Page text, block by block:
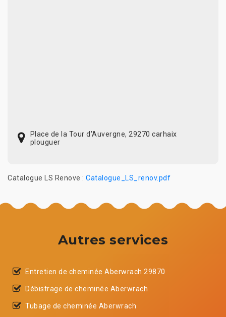
Place de la Tour d'Auvergne, 29270 carhaix
plouguer
Catalogue LS Renove : Catalogue_LS_renov.pdf
Autres services
Entretien de cheminée Aberwrach 29870
Débistrage de cheminée Aberwrach
Tubage de cheminée Aberwrach